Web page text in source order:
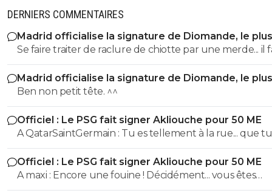
DERNIERS COMMENTAIRES
Madrid officialise la signature de Diomande, le
transfert de son histoire
Se faire traiter de raclure de chiotte par une merde... il
faire. Mdr
Madrid officialise la signature de Diomande, le
transfert de son histoire
Ben non petit tête. ^^
Officiel : Le PSG fait signer Akliouche pour 50 ME
A QatarSaintGermain : Tu es tellement à la rue... que tu n'as
même pas compris que l'ASM était l'adversaire direct
cette saison.
Officiel : Le PSG fait signer Akliouche pour 50 ME
A maxi : Encore une fouine ! Décidément... vous êtes
beaucoup ^^